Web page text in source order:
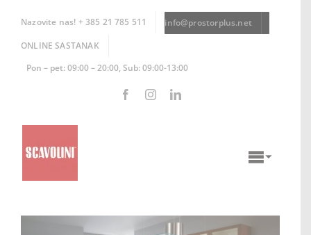
Nazovite nas! + 385 21 785 511
info@prostorplus.net
ONLINE SASTANAK
Pon – pet: 09:00 – 20:00, Sub: 09:00-13:00
Toggle